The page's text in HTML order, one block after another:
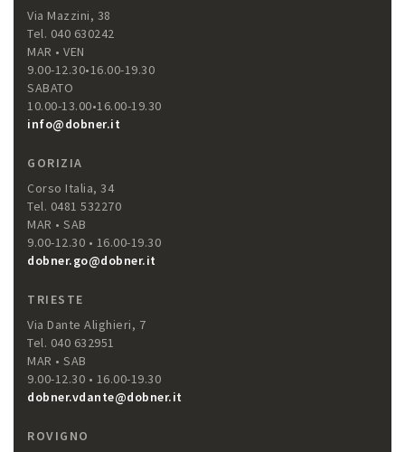
Via Mazzini, 38
Tel. 040 630242
MAR • VEN
9.00-12.30•16.00-19.30
SABATO
10.00-13.00•16.00-19.30
info@dobner.it
GORIZIA
Corso Italia, 34
Tel. 0481 532270
MAR • SAB
9.00-12.30 • 16.00-19.30
dobner.go@dobner.it
TRIESTE
Via Dante Alighieri, 7
Tel. 040 632951
MAR • SAB
9.00-12.30 • 16.00-19.30
dobner.vdante@dobner.it
ROVIGNO